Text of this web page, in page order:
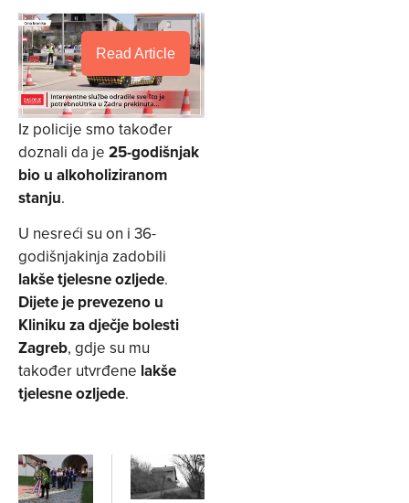
Read Article
Iz policije smo također
doznali da je 25-godišnjak
bio u alkoholiziranom
stanju.
U nesreći su on i 36-
godišnjakinja zadobili
lakše tjelesne ozljede.
Dijete je prevezeno u
Kliniku za dječje bolesti
Zagreb, gdje su mu
također utvrđene lakše
tjelesne ozljede.